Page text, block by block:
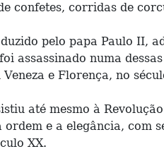
confetes, corridas de
pelo papa Paulo II,
assassinado numa
e Florença, no
até mesmo à
e a elegância, com
XX.